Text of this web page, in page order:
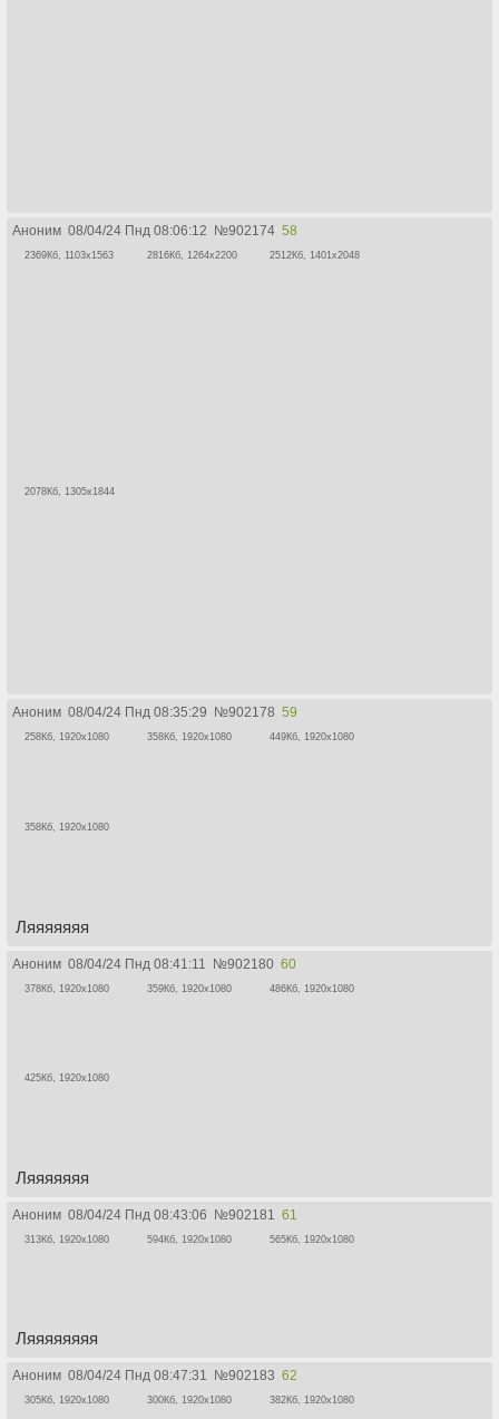
Аноним 08/04/24 Пнд 08:06:12 №902174 58
2369Кб, 1103x1563 2816Кб, 1264x2200 2512Кб, 1401x2048
2078Кб, 1305x1844
Аноним 08/04/24 Пнд 08:35:29 №902178 59
258Кб, 1920x1080 358Кб, 1920x1080 449Кб, 1920x1080
358Кб, 1920x1080
Ляяяяяяя
Аноним 08/04/24 Пнд 08:41:11 №902180 60
378Кб, 1920x1080 359Кб, 1920x1080 486Кб, 1920x1080
425Кб, 1920x1080
Ляяяяяяя
Аноним 08/04/24 Пнд 08:43:06 №902181 61
313Кб, 1920x1080 594Кб, 1920x1080 565Кб, 1920x1080
Ляяяяяяяя
Аноним 08/04/24 Пнд 08:47:31 №902183 62
305Кб, 1920x1080 300Кб, 1920x1080 382Кб, 1920x1080